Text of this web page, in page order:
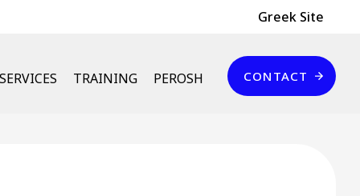
Header Top
Greek Site
SERVICES TRAINING PEROSH
Επικοινωνία
CONTACT